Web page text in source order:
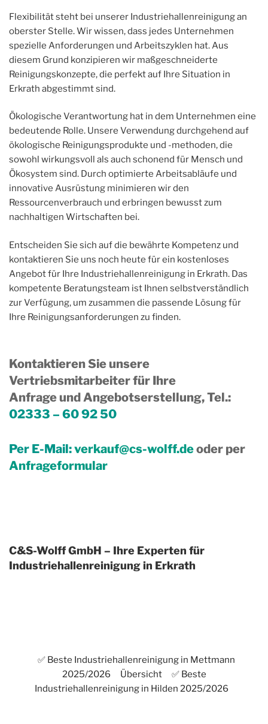
Flexibilität steht bei unserer Industriehallenreinigung an
oberster Stelle. Wir wissen, dass jedes Unternehmen
spezielle Anforderungen und Arbeitszyklen hat. Aus
diesem Grund konzipieren wir maßgeschneiderte
Reinigungskonzepte, die perfekt auf Ihre Situation in
Erkrath abgestimmt sind.
Ökologische Verantwortung hat in dem Unternehmen eine
bedeutende Rolle. Unsere Verwendung durchgehend auf
ökologische Reinigungsprodukte und -methoden, die
sowohl wirkungsvoll als auch schonend für Mensch und
Ökosystem sind. Durch optimierte Arbeitsabläufe und
innovative Ausrüstung minimieren wir den
Ressourcenverbrauch und erbringen bewusst zum
nachhaltigen Wirtschaften bei.
Entscheiden Sie sich auf die bewährte Kompetenz und
kontaktieren Sie uns noch heute für ein kostenloses
Angebot für Ihre Industriehallenreinigung in Erkrath. Das
kompetente Beratungsteam ist Ihnen selbstverständlich
zur Verfügung, um zusammen die passende Lösung für
Ihre Reinigungsanforderungen zu finden.
Kontaktieren Sie unsere
Vertriebsmitarbeiter für Ihre
Anfrage und Angebotserstellung, Tel.:
02333 – 60 92 50
Per E-Mail:verkauf@cs-wolff.deoder per
Anfrageformular
C&S-Wolff GmbH – Ihre Experten für
Industriehallenreinigung in Erkrath
✅ Beste Industriehallenreinigung in Mettmann
2025/2026
Übersicht
✅ Beste
Industriehallenreinigung in Hilden 2025/2026